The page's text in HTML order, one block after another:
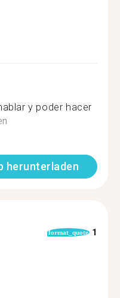
y poder hacer
herunterladen
format_quote 1